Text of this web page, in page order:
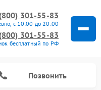
301-55-83
с 10:00 до 20:00
301-55-83
бесплатный по РФ
Позвонить